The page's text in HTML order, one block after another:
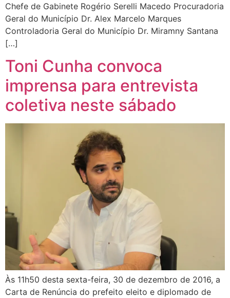
Chefe de Gabinete Rogério Serelli Macedo Procuradoria
Geral do Município Dr. Alex Marcelo Marques
Controladoria Geral do Município Dr. Miramny Santana
[…]
Toni Cunha convoca
imprensa para entrevista
coletiva neste sábado
Às 11h50 desta sexta-feira, 30 de dezembro de 2016, a
Carta de Renúncia do prefeito eleito e diplomado de